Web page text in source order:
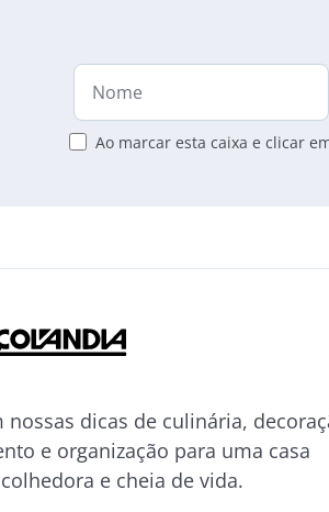
Ao marcar esta caixa e clicar
nossas dicas de culinária,
e organização para uma casa
e cheia de vida.